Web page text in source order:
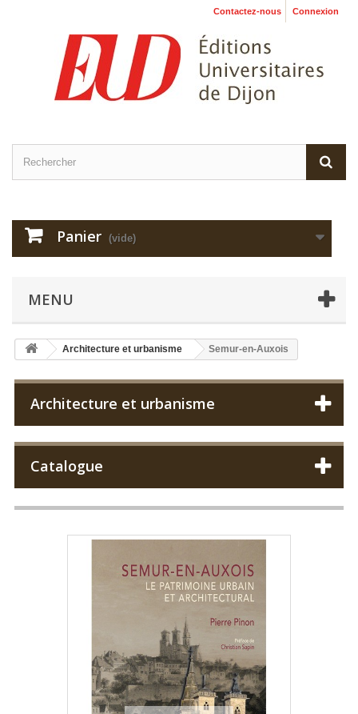
Connexion
Contactez-nous
Panier (vide)
MENU
Architecture et urbanisme Semur-en-Auxois
Architecture et urbanisme
Catalogue